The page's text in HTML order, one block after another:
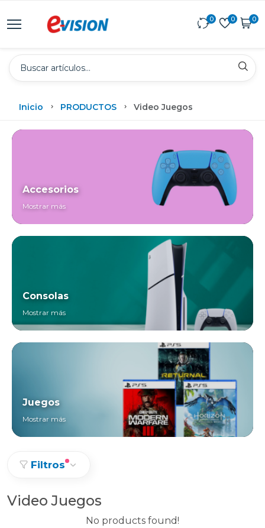
0 0 0
Inicio PRODUCTOS Video Juegos
Accesorios
Mostrar más
Consolas
Mostrar más
Juegos
Mostrar más
Filtros
Video Juegos
No products found!